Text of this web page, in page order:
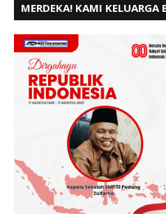
MERDEKA! KAMI KELUARGA